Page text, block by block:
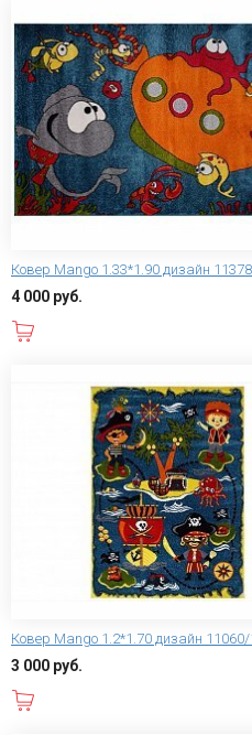
Ковер Mango 1.33*1.90 дизайн
4 000 руб.
Ковер Mango 1.2*1.70 дизайн
3 000 руб.